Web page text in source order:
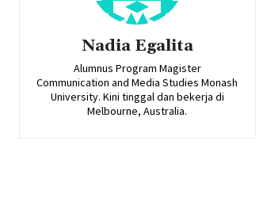
Nadia Egalita
Alumnus Program Magister
Communication and Media Studies Monash
University. Kini tinggal dan bekerja di
Melbourne, Australia.